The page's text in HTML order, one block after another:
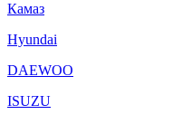
Камаз
Hyundai
DAEWOO
ISUZU